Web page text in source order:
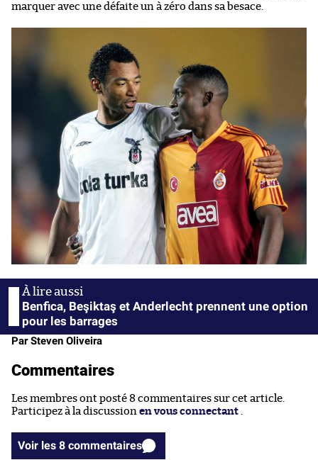
marquer avec une défaite un à zéro dans sa besace.
Benfica, Beşiktaş et Anderlecht prennent une option
pour les barrages
Par Steven Oliveira
Commentaires
Les membres ont posté 8 commentaires sur cet article.
Participez à la discussion en vous connectant
Voir les 8 commentaires